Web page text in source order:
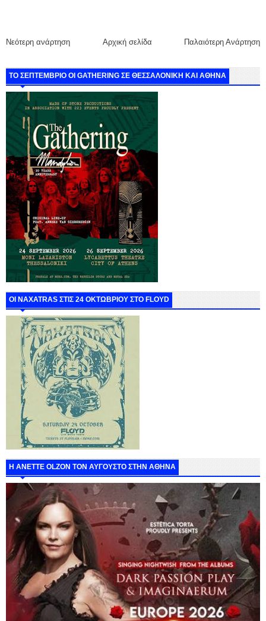
Νεότερη ανάρτηση Παλαιότερη Ανάρτηση
Αρχική σελίδα
ΤΟ ΣΕΠΤΕΜΒΡΙΟ ΟΙ GATHERING ΣΕ ΘΕΣΣΑΛΟΝΙΚΗ ΚΑΙ ΑΘΗΝΑ
ΟΙ NAXATRAS ΣΤΙΣ 24 ΟΚΤΩΒΡΙΟΥ ΣΤΟ FLOYD
Η ANETTE OLZON ΤΟΝ ΑΥΓΟΥΣΤΟ ΣΤΗΝ ΑΘΗΝΑ